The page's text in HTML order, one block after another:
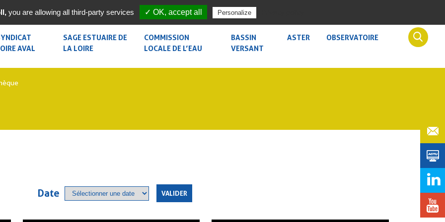
AVAL
SAGE ESTUAIRE DE
LA LOIRE
COMMISSION
LOCALE DE L’EAU
BASSIN
VERSANT
ASTER OBSERVATOIRE
Date
you are allowing all third-party services ✓ OK, accept all Personalize